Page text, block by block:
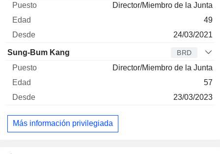
Director/Miembro de la Junta
49
24/03/2021
Sung-Bum Kang BRD
Director/Miembro de la Junta
57
23/03/2023
Más información privilegiada